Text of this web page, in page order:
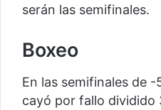
serán las semifinales.
Boxeo
En las semifinales de
cayó por fallo dividido